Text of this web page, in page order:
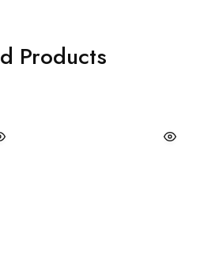
Products